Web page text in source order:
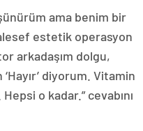
ama benim bir
estetik operasyon
arkadaşım dolgu,
diyorum. Vitamin
o kadar.” cevabını